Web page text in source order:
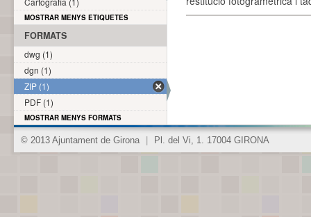
MOSTRAR MENYS ETIQUETES
FORMATS
dwg (1)
dgn (1)
ZIP (1)
PDF (1)
MOSTRAR MENYS FORMATS
© 2013 Ajuntament de Girona Pl. del Vi, 1. 17004 GIRONA